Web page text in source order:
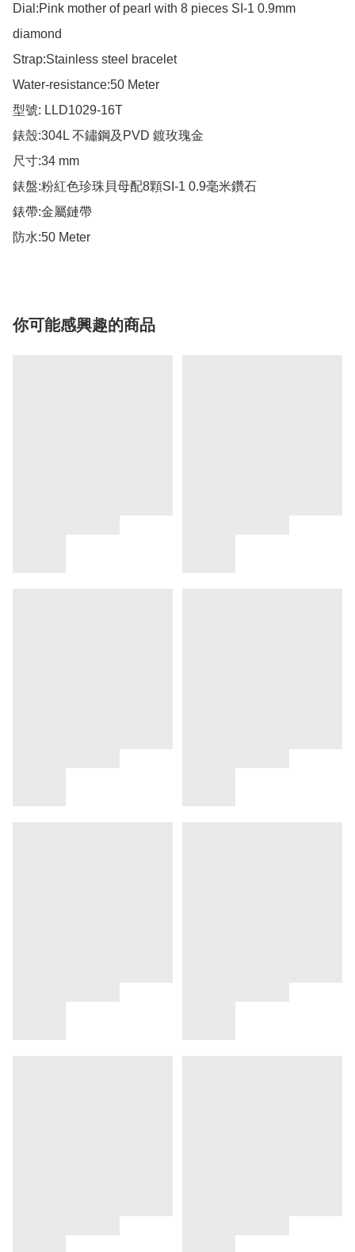
Dial:Pink mother of pearl with 8 pieces SI-1 0.9mm
diamond
Strap:Stainless steel bracelet
Water-resistance:50 Meter
型號: LLD1029-16T
錶殼:304L 不鏽鋼及PVD 鍍玫瑰金
尺寸:34 mm
錶盤:粉紅色珍珠貝母配8顆SI-1 0.9毫米鑽石
錶帶:金屬鏈帶
防水:50 Meter
你可能感興趣的商品